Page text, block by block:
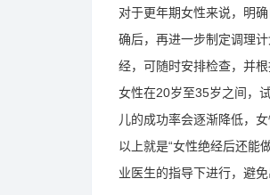
对于更年期女性来说，明
确后，再进一步制定调理
经，可随时安排检查，并
女性在20岁至35岁之间，
儿的成功率会逐渐降低，
以上就是“女性绝经后还能
业医生的指导下进行，避